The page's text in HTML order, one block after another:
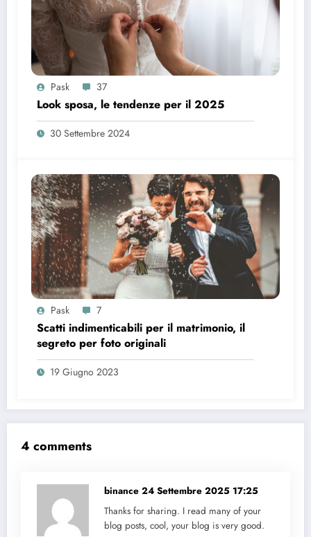
Pask 37
Look sposa, le tendenze per il 2025
30 Settembre 2024
Pask 7
Scatti indimenticabili per il matrimonio, il
segreto per foto originali
19 Giugno 2023
4 comments
binance 24 Settembre 2025 17:25
Thanks for sharing. I read many of your
blog posts, cool, your blog is very good.